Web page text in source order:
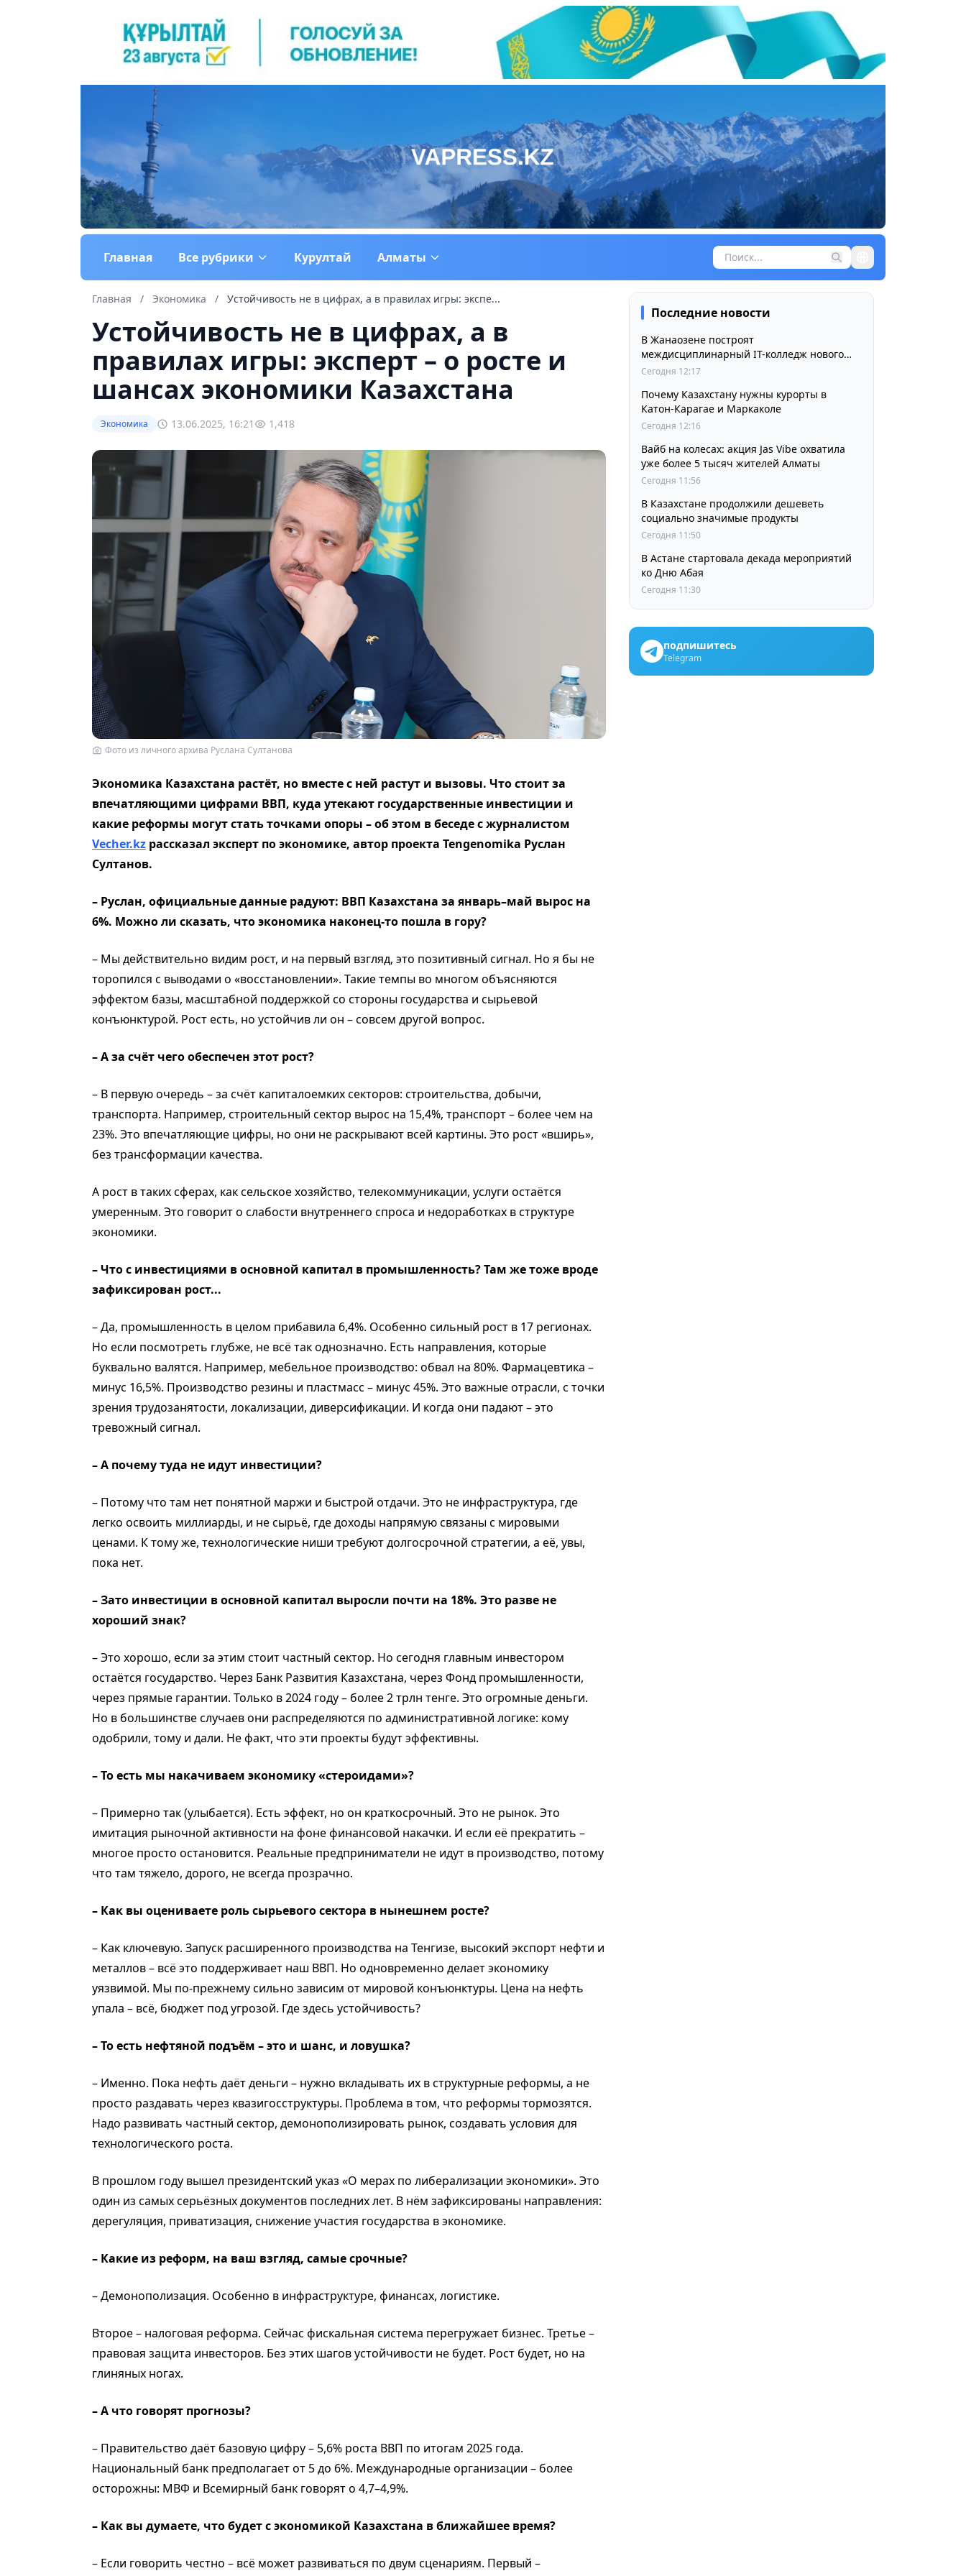
Главная Все рубрики Курултай Алматы
Главная / Экономика / Устойчивость не в цифрах, а в правилах игры: экспе...
Устойчивость не в цифрах, а в
правилах игры: эксперт – о росте и
шансах экономики Казахстана
Экономика 13.06.2025, 16:21 1,418
Фото из личного архива Руслана Султанова
Экономика Казахстана растёт, но вместе с ней растут и вызовы. Что стоит за
впечатляющими цифрами ВВП, куда утекают государственные инвестиции и
какие реформы могут стать точками опоры – об этом в беседе с журналистом
Vecher.kz рассказал эксперт по экономике, автор проекта Tengenomika Руслан
Султанов.
– Руслан, официальные данные радуют: ВВП Казахстана за январь–май вырос на
6%. Можно ли сказать, что экономика наконец-то пошла в гору?
– Мы действительно видим рост, и на первый взгляд, это позитивный сигнал. Но я бы не
торопился с выводами о «восстановлении». Такие темпы во многом объясняются
эффектом базы, масштабной поддержкой со стороны государства и сырьевой
конъюнктурой. Рост есть, но устойчив ли он – совсем другой вопрос.
– А за счёт чего обеспечен этот рост?
– В первую очередь – за счёт капиталоемких секторов: строительства, добычи,
транспорта. Например, строительный сектор вырос на 15,4%, транспорт – более чем на
23%. Это впечатляющие цифры, но они не раскрывают всей картины. Это рост «вширь»,
без трансформации качества.
А рост в таких сферах, как сельское хозяйство, телекоммуникации, услуги остаётся
умеренным. Это говорит о слабости внутреннего спроса и недоработках в структуре
экономики.
–Что с инвестициями в основной капитал в промышленность? Там же тоже вроде
зафиксирован рост...
– Да, промышленность в целом прибавила 6,4%. Особенно сильный рост в 17 регионах.
Но если посмотреть глубже, не всё так однозначно. Есть направления, которые
буквально валятся. Например, мебельное производство: обвал на 80%. Фармацевтика –
минус 16,5%. Производство резины и пластмасс – минус 45%. Это важные отрасли, с точки
зрения трудозанятости, локализации, диверсификации. И когда они падают – это
тревожный сигнал.
– А почему туда не идут инвестиции?
– Потому что там нет понятной маржи и быстрой отдачи. Это не инфраструктура, где
легко освоить миллиарды, и не сырьё, где доходы напрямую связаны с мировыми
ценами. К тому же, технологические ниши требуют долгосрочной стратегии, а её, увы,
пока нет.
– Зато инвестиции в основной капитал выросли почти на 18%. Это разве не
хороший знак?
– Это хорошо, если за этим стоит частный сектор. Но сегодня главным инвестором
остаётся государство. Через Банк Развития Казахстана, через Фонд промышленности,
через прямые гарантии. Только в 2024 году – более 2 трлн тенге. Это огромные деньги.
Но в большинстве случаев они распределяются по административной логике: кому
одобрили, тому и дали. Не факт, что эти проекты будут эффективны.
– То есть мы накачиваем экономику «стероидами»?
– Примерно так (улыбается). Есть эффект, но он краткосрочный. Это не рынок. Это
имитация рыночной активности на фоне финансовой накачки. И если её прекратить –
многое просто остановится. Реальные предприниматели не идут в производство, потому
что там тяжело, дорого, не всегда прозрачно.
– Как вы оцениваете роль сырьевого сектора в нынешнем росте?
– Как ключевую. Запуск расширенного производства на Тенгизе, высокий экспорт нефти и
металлов – всё это поддерживает наш ВВП. Но одновременно делает экономику
уязвимой. Мы по-прежнему сильно зависим от мировой конъюнктуры. Цена на нефть
упала – всё, бюджет под угрозой. Где здесь устойчивость?
– То есть нефтяной подъём – это и шанс, и ловушка?
– Именно. Пока нефть даёт деньги – нужно вкладывать их в структурные реформы, а не
просто раздавать через квазигосструктуры. Проблема в том, что реформы тормозятся.
Надо развивать частный сектор, демонополизировать рынок, создавать условия для
технологического роста.
В прошлом году вышел президентский указ «О мерах по либерализации экономики». Это
один из самых серьёзных документов последних лет. В нём зафиксированы направления:
дерегуляция, приватизация, снижение участия государства в экономике.
– Какие из реформ, на ваш взгляд, самые срочные?
– Демонополизация. Особенно в инфраструктуре, финансах, логистике.
Второе – налоговая реформа. Сейчас фискальная система перегружает бизнес. Третье –
правовая защита инвесторов. Без этих шагов устойчивости не будет. Рост будет, но на
глиняных ногах.
– А что говорят прогнозы?
– Правительство даёт базовую цифру – 5,6% роста ВВП по итогам 2025 года.
Национальный банк предполагает от 5 до 6%. Международные организации – более
осторожны: МВФ и Всемирный банк говорят о 4,7–4,9%.
– Как вы думаете, что будет с экономикой Казахстана в ближайшее время?
– Если говорить честно – всё может развиваться по двум сценариям. Первый –
Последние новости
В Жанаозене построят
междисциплинарный IT-колледж нового
поколения
Сегодня 12:17
Почему Казахстану нужны курорты в
Катон-Карагае и Маркаколе
Сегодня 12:16
Вайб на колесах: акция Jas Vibe охватила
уже более 5 тысяч жителей Алматы
Сегодня 11:56
В Казахстане продолжили дешеветь
социально значимые продукты
Сегодня 11:50
В Астане стартовала декада мероприятий
ко Дню Абая
Сегодня 11:30
подпишитесь
Telegram